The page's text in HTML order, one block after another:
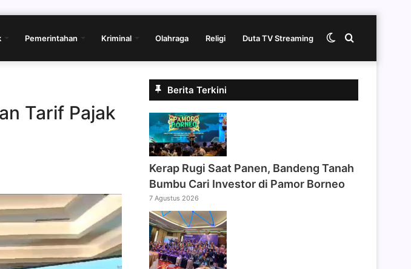
Pemerintahan Kriminal Olahraga Religi Duta TV Streaming Cari
Switch
Tarif Pajak
Berita Terkini
Kerap Rugi Saat Panen, Bandeng Tanah
Bumbu Cari Investor di Pamor Borneo
7 Agustus 2026